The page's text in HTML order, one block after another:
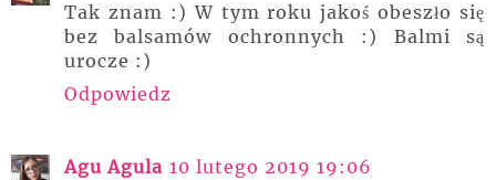
Tak znam :) W tym roku jakoś obeszło się
bez balsamów ochronnych :) Balmi są
urocze :)
Odpowiedz
Agu Agula 10 lutego 2019 19:06